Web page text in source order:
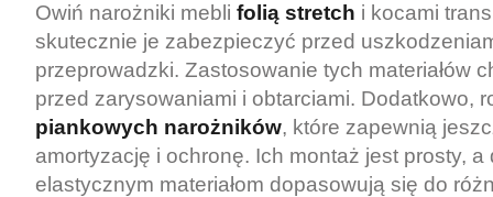
Owiń narożniki mebli folią stretch i kocami
skutecznie je zabezpieczyć przed
przeprowadzki. Zastosowanie tych materiałów
przed zarysowaniami i obtarciami. Dodatkowo,
piankowych narożników, które zapewnią
amortyzację i ochronę. Ich montaż jest prosty, a
elastycznym materiałom dopasowują się do